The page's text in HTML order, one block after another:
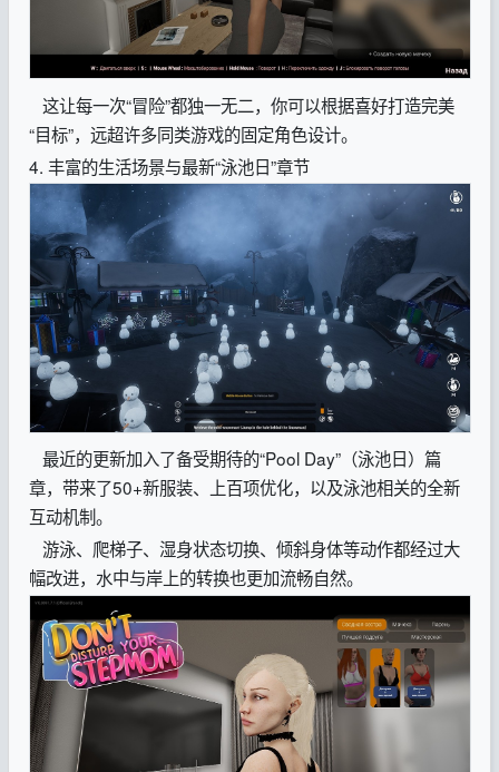
这让每一次“冒险”都独一无二，你可以根据喜好打造完美
“目标”，远超许多同类游戏的固定角色设计。
4. 丰富的生活场景与最新“泳池日”章节
最近的更新加入了备受期待的“Pool Day”（泳池日）篇
章，带来了50+新服装、上百项优化，以及泳池相关的全新
互动机制。
游泳、爬梯子、湿身状态切换、倾斜身体等动作都经过大
幅改进，水中与岸上的转换也更加流畅自然。